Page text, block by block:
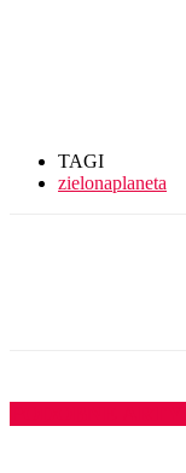
TAGI
zielonaplaneta